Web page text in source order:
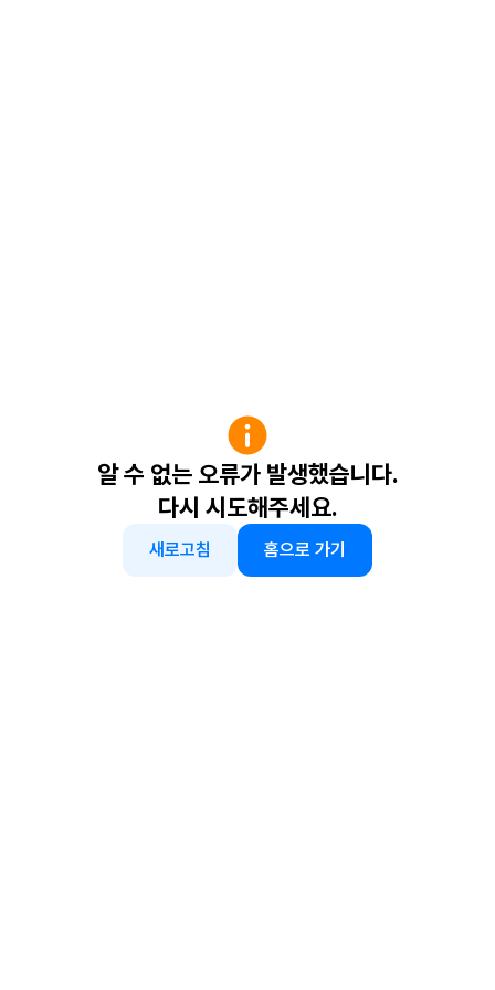
알 수 없는 오류가 발생했습니다.
다시 시도해주세요.
새로고침 홈으로 가기